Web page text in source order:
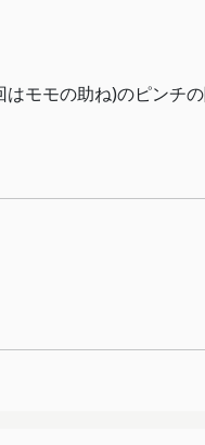
モモの助ね)のピンチ